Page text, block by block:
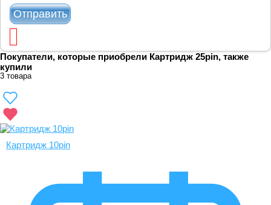
Отправить
Покупатели, которые приобрели Картридж 25pin, также
купили
3 товара
Картридж 10pin